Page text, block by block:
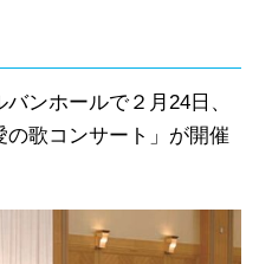
ンホールで２月24日、
の歌コンサート」が開催